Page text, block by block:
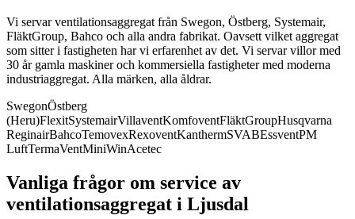
Vi servar ventilationsaggregat från Swegon, Östberg, Systemair,
FläktGroup, Bahco och alla andra fabrikat. Oavsett vilket aggregat
som sitter i fastigheten har vi erfarenhet av det. Vi servar villor med
30 år gamla maskiner och kommersiella fastigheter med moderna
industriaggregat. Alla märken, alla åldrar.
SwegonÖstberg
(Heru)FlexitSystemairVillaventKomfoventFläktGroupHusqvarna
ReginairBahcoTemovexRexoventKanthermSVABEssventPM
LuftTermaVentMiniWinAcetec
Vanliga frågor om service av
ventilationsaggregat i Ljusdal